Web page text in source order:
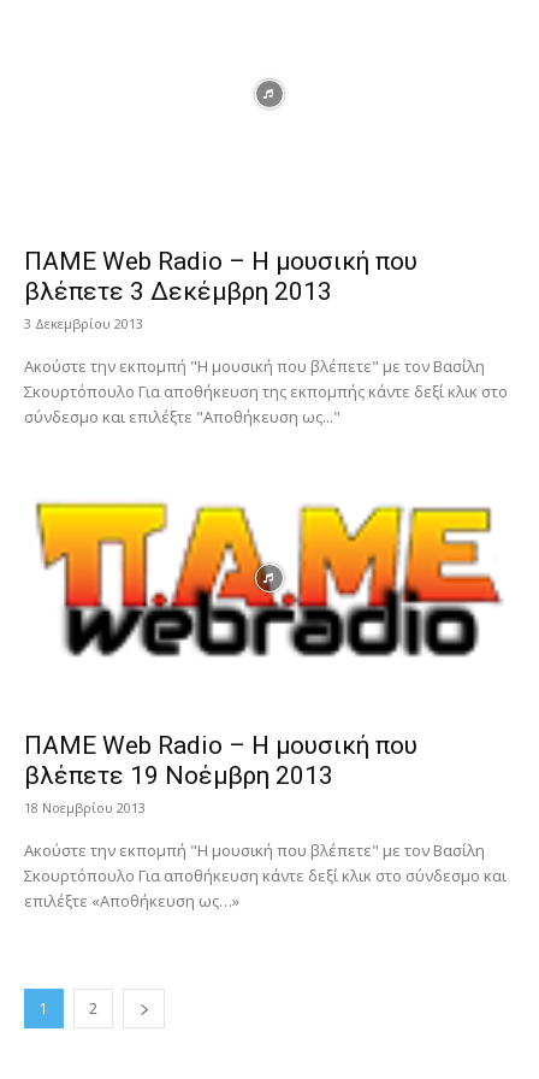
ΠΑΜΕ Web Radio – Η μουσική που
βλέπετε 3 Δεκέμβρη 2013
3 Δεκεμβρίου 2013
Ακούστε την εκπομπή "Η μουσική που βλέπετε" με τον Βασίλη
Σκουρτόπουλο Για αποθήκευση της εκπομπής κάντε δεξί κλικ στο
σύνδεσμο και επιλέξτε "Αποθήκευση ως..."
ΠΑΜΕ Web Radio – Η μουσική που
βλέπετε 19 Νοέμβρη 2013
18 Νοεμβρίου 2013
Ακούστε την εκπομπή "Η μουσική που βλέπετε" με τον Βασίλη
Σκουρτόπουλο Για αποθήκευση κάντε δεξί κλικ στο σύνδεσμο και
επιλέξτε «Αποθήκευση ως…»
1 2